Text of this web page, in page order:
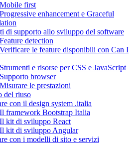
first
enhancement e Graceful
di supporto allo sviluppo del software
detection
le feature disponibili con Can I
e risorse per CSS e JavaScript
browser
le prestazioni
del riuso
con il design system .italia
framework Bootstrap Italia
kit di sviluppo React
kit di sviluppo Angular
con i modelli di sito e servizi